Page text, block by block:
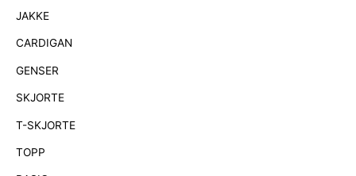
JAKKE
CARDIGAN
GENSER
SKJORTE
T-SKJORTE
TOPP